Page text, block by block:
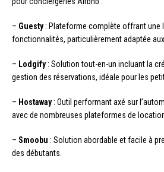
– Guesty: Plateforme complète offrant une
fonctionnalités, particulièrement adaptée
– Lodgify: Solution tout-en-un incluant la
gestion des réservations, idéale pour les
– Hostaway: Outil performant axé sur
avec de nombreuses plateformes de
– Smoobu : Solution abordable et facile à
des débutants.